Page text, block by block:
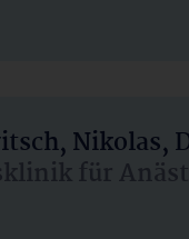
Nikolas,
für